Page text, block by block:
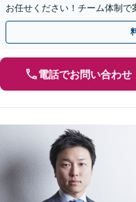
お任せください！チーム体制
の解決を目指します【堅田駅4
電話でお問い合わせ